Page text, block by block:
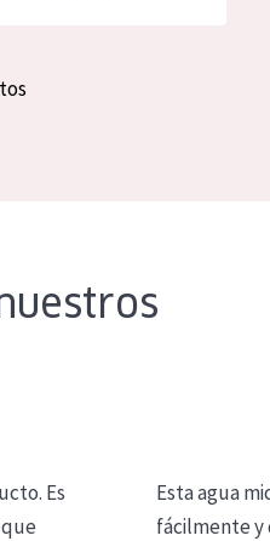
Es
Esta agua
fácilmente y